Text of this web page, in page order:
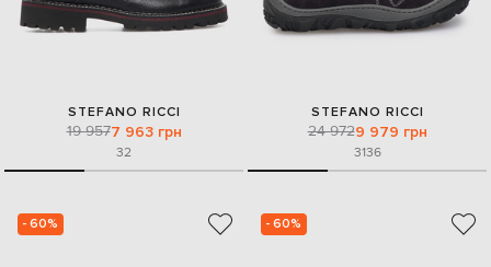
STEFANO RICCI
19 9577 963 грн
32
STEFANO RICCI
24 9729 979 грн
3136
- 60% - 60%